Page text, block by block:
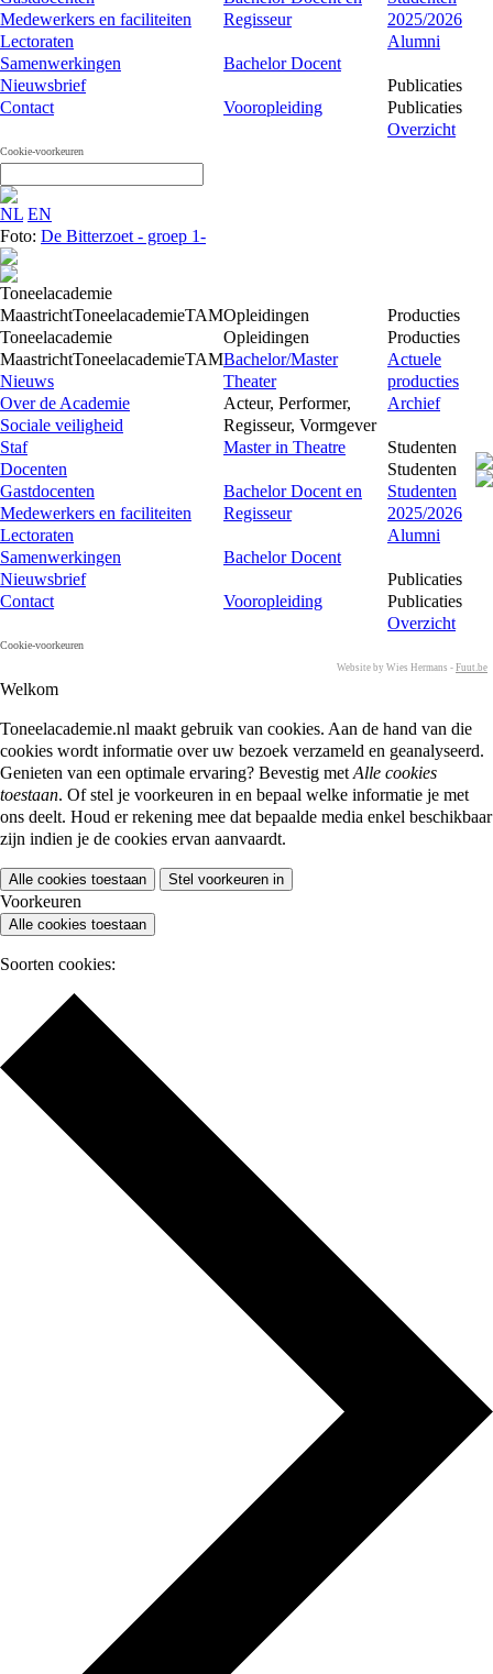
Medewerkers en faciliteiten
Lectoraten
Samenwerkingen
Nieuwsbrief
Contact
Cookie-voorkeuren
Regisseur
Bachelor Docent
Vooropleiding
2025/2026
Alumni
Publicaties
Publicaties
Overzicht
NL EN
Foto: De Bitterzoet - groep 1-
Toneelacademie
MaastrichtToneelacademieTAM
Toneelacademie
MaastrichtToneelacademieTAM
Nieuws
Over de Academie
Sociale veiligheid
Staf
Docenten
Gastdocenten
Medewerkers en faciliteiten
Lectoraten
Samenwerkingen
Nieuwsbrief
Contact
Cookie-voorkeuren
Opleidingen
Opleidingen
Bachelor/Master
Theater
Acteur, Performer,
Regisseur, Vormgever
Master in Theatre
Bachelor Docent en
Regisseur
Bachelor Docent
Vooropleiding
Producties
Producties
Actuele
producties
Archief
Studenten
Studenten
Studenten
2025/2026
Alumni
Publicaties
Publicaties
Overzicht
Website by Wies Hermans - Fuut.be
Welkom
Toneelacademie.nl maakt gebruik van cookies. Aan de hand van die
cookies wordt informatie over uw bezoek verzameld en geanalyseerd.
Genieten van een optimale ervaring? Bevestig met Alle cookies
toestaan. Of stel je voorkeuren in en bepaal welke informatie je met
ons deelt. Houd er rekening mee dat bepaalde media enkel beschikbaar
zijn indien je de cookies ervan aanvaardt.
Alle cookies toestaan Stel voorkeuren in
Voorkeuren
Alle cookies toestaan
Soorten cookies: